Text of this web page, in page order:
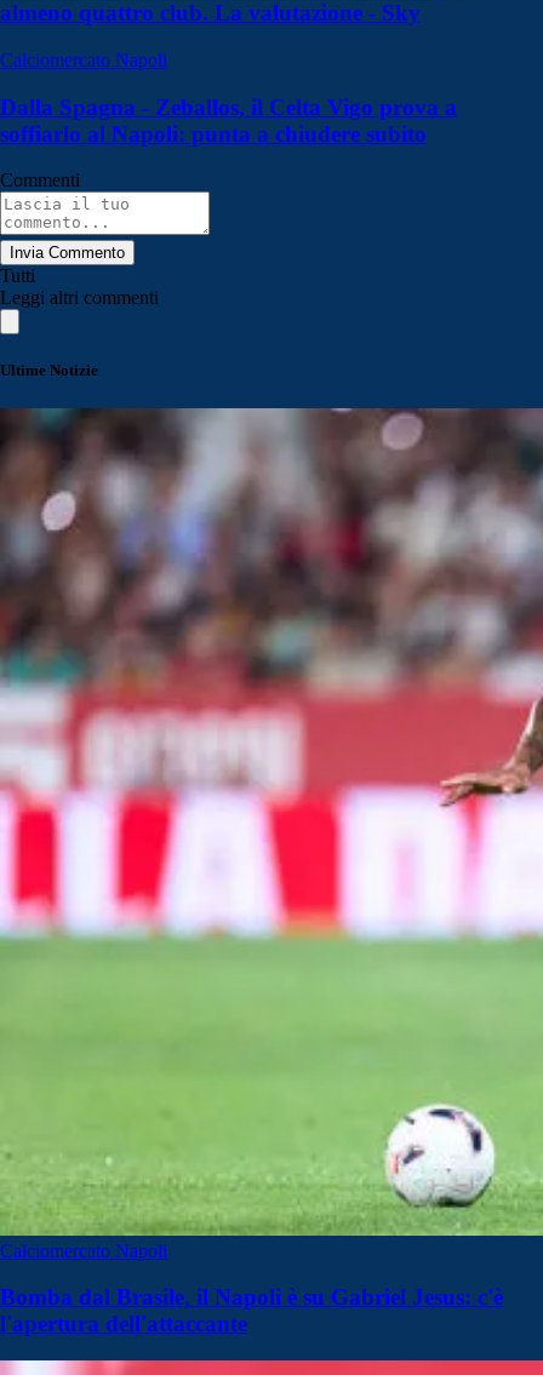
almeno quattro club. La valutazione - Sky
Calciomercato Napoli
Dalla Spagna - Zeballos, il Celta Vigo prova a
soffiarlo al Napoli: punta a chiudere subito
Commenti
Invia Commento
Tutti
Leggi altri commenti
Ultime Notizie
Calciomercato Napoli
Bomba dal Brasile, il Napoli è su Gabriel Jesus: c'è
l'apertura dell'attaccante